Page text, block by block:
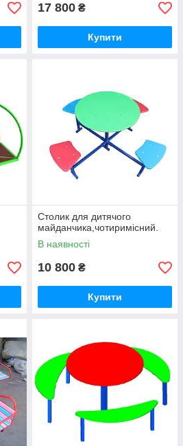
17 800 ₴
Купити
Столик для дитячого
майданчика,чотиримісний.
В наявності
10 800 ₴
Купити